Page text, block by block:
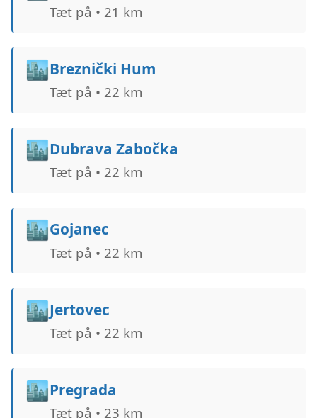
Tæt på • 21 km
🏙️Breznički Hum
Tæt på • 22 km
🏙️Dubrava Zabočka
Tæt på • 22 km
🏙️Gojanec
Tæt på • 22 km
🏙️Jertovec
Tæt på • 22 km
🏙️Pregrada
Tæt på • 23 km